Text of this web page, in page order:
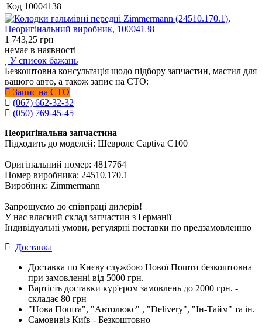
Код 10004138
1 743,25 грн
немає в наявності
У список бажань
Безкоштовна консультація щодо підбору запчастин, мастил для
вашого авто, а також запис на СТО:
Запис на СТО
(067) 662-32-32
(050) 769-45-45
Неоригінальна запчастина
Підходить до моделей: Шевролє Captiva C100
Оригінальний номер: 4817764
Номер виробника: 24510.170.1
Виробник: Zimmermann
Запрошуємо до співпраці дилерів!
У нас власний склад запчастин з Германії
Індивідуальні умови, регулярні поставки по предзамовленню
Доставка
Доставка по Києву службою Нової Пошти безкоштовна
при замовленні від 5000 грн.
Вартість доставки кур'єром замовлень до 2000 грн. -
складає 80 грн
"Нова Пошта", "Автолюкс" , "Delivery", "Iн-Тайм" та ін.
Самовивіз Київ - Безкоштовно